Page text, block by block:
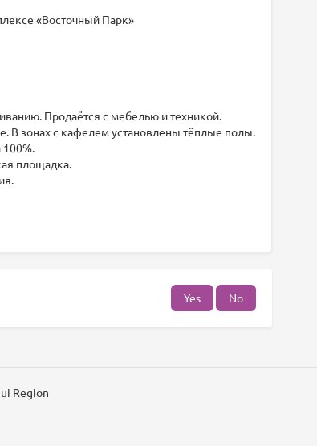
«Восточный Парк»
Продаётся с мебелью и техникой.
В зонах с кафелем установлены тёплые полы.
площадка.
Yes No
Region